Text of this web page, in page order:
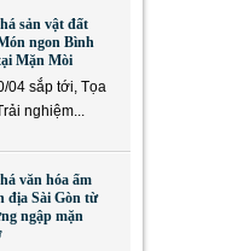
sản vật đất
ngon Bình
Mặn Mòi
04 sắp tới, Tọa
nghiệm...
văn hóa ẩm
địa Sài Gòn từ
ngập mặn